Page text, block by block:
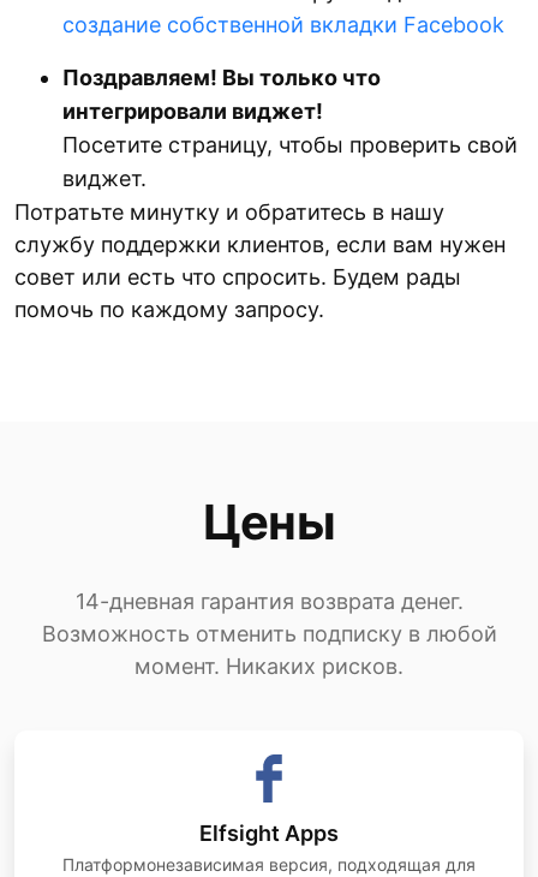
создание собственной вкладки Facebook
Поздравляем! Вы только что
интегрировали виджет!
Посетите страницу, чтобы проверить свой
виджет.
Потратьте минутку и обратитесь в нашу
службу поддержки клиентов, если вам нужен
совет или есть что спросить. Будем рады
помочь по каждому запросу.
Цены
14-дневная гарантия возврата денег.
Возможность отменить подписку в любой
момент. Никаких рисков.
Elfsight Apps
Платформонезависимая версия, подходящая для